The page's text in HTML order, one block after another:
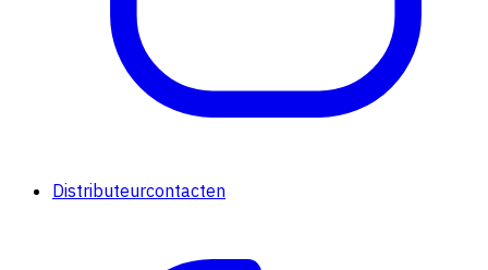
Distributeurcontacten